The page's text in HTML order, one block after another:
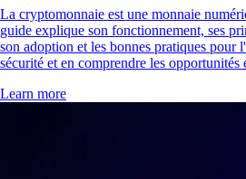
La cryptomonnaie est une monnaie
guide explique son fonctionnement, ses
son adoption et les bonnes pratiques pour
sécurité et en comprendre les opportunités
Learn more